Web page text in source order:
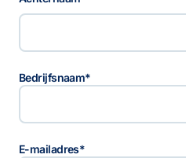
Bedrijfsnaam*
E-mailadres*